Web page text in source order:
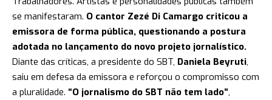
se manifestaram. O cantor Zezé Di Camargo criticou a
emissora de forma pública, questionando a postura
adotada no lançamento do novo projeto jornalístico.
Diante das críticas, a presidente do SBT, Daniela Beyruti,
saiu em defesa da emissora e reforçou o compromisso com
a pluralidade. “O jornalismo do SBT não tem lado”,